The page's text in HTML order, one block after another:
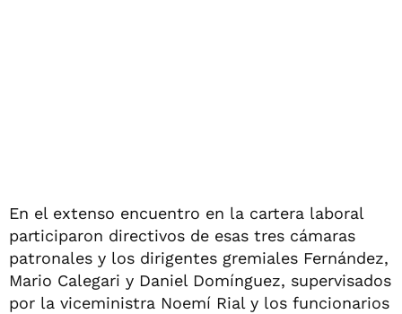
En el extenso encuentro en la cartera laboral
participaron directivos de esas tres cámaras
patronales y los dirigentes gremiales Fernández,
Mario Calegari y Daniel Domínguez, supervisados
por la viceministra Noemí Rial y los funcionarios